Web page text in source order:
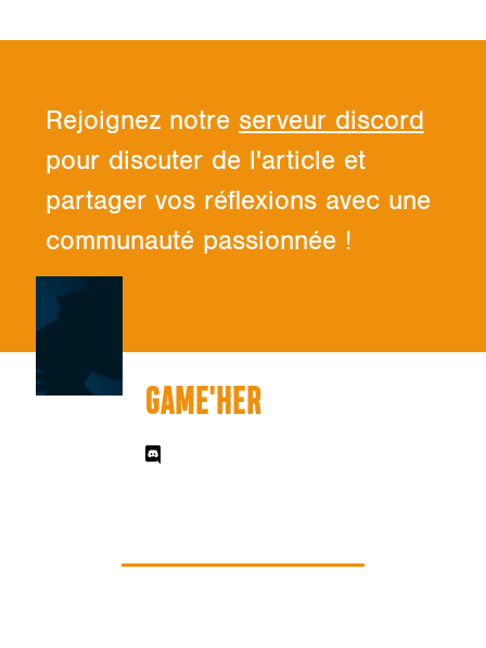
Rejoignez notre serveur discord
pour discuter de l'article et
partager vos réflexions avec une
communauté passionnée !
GAME'HER